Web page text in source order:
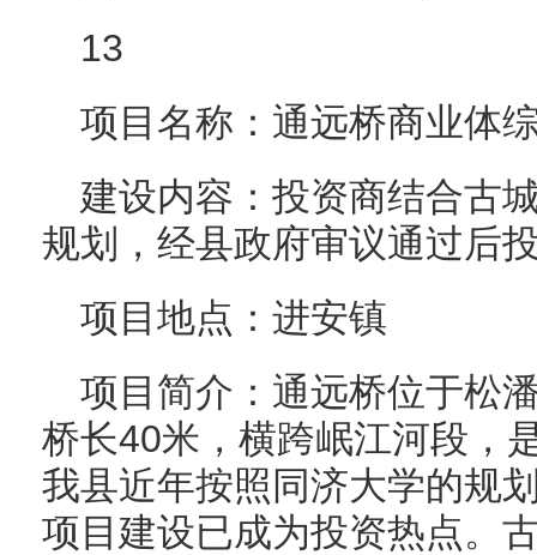
13
项目名称：通远桥商业体
建设内容：投资商结合古
规划，经县政府审议通过后
项目地点：进安镇
项目简介：通远桥位于松
桥长40米，横跨岷江河段，
我县近年按照同济大学的规
项目建设已成为投资热点。